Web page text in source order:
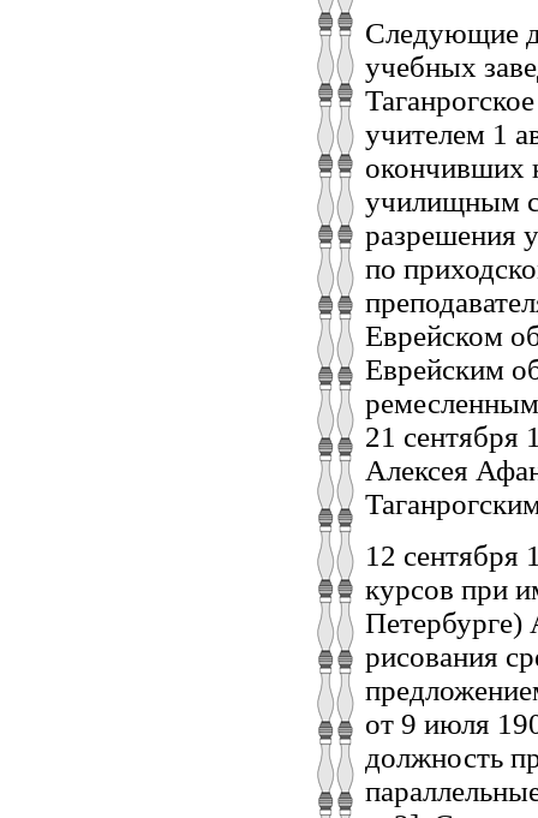
Следующие
учебных
учителем 1
окончивших
училищным
разрешения
по
Еврейском
Еврейским
21 сентября
Алексея
12 сентября
курсов при
Петербурге)
рисования
от 9 июля
должность